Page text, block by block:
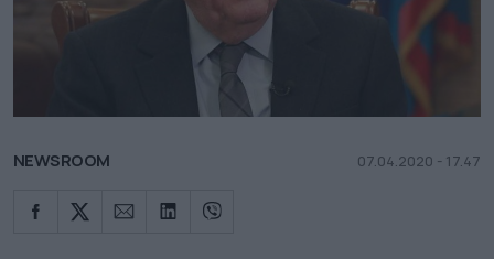
NEWSROOM 07.04.2020 - 17.47